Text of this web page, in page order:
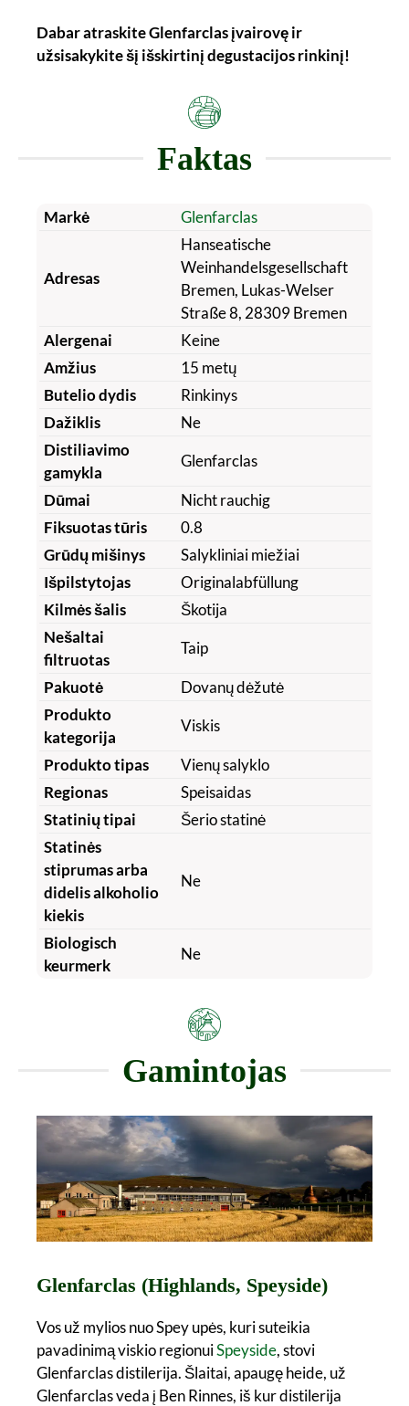
Dabar atraskite Glenfarclas įvairovę ir
užsisakykite šį išskirtinį degustacijos rinkinį!
Faktas
Markė Glenfarclas
Adresas
Hanseatische
Weinhandelsgesellschaft
Bremen, Lukas-Welser
Straße 8, 28309 Bremen
Alergenai
Keine
Amžius
15 metų
Butelio dydis
Rinkinys
Dažiklis
Ne
Distiliavimo
gamykla
Glenfarclas
Dūmai
Nicht rauchig
Fiksuotas tūris
0.8
Grūdų mišinys
Salykliniai miežiai
Išpilstytojas
Originalabfüllung
Kilmės šalis
Škotija
Nešaltai
filtruotas
Taip
Pakuotė
Dovanų dėžutė
Produkto
kategorija
Viskis
Produkto tipas
Vienų salyklo
Regionas
Speisaidas
Statinių tipai
Šerio statinė
Statinės
stiprumas arba
didelis alkoholio
kiekis
Ne
Biologisch
keurmerk
Ne
Gamintojas
Glenfarclas (Highlands, Speyside)
Vos už mylios nuo Spey upės, kuri suteikia
pavadinimą viskio regionuiSpeyside, stovi
Glenfarclas distilerija. Šlaitai, apaugę heide, už
Glenfarclas veda į Ben Rinnes, iš kur distilerija